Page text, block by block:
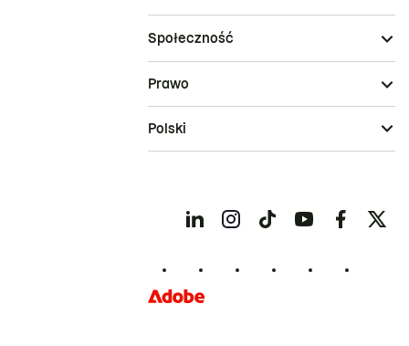
Społeczność
Prawo
Polski